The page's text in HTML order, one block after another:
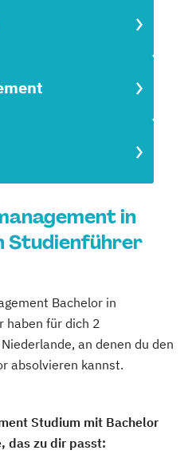
in
Studienführer
Bachelor in
haben für dich 2
an denen du den
absolvieren kannst.
Studium mit Bachelor
das zu dir passt: